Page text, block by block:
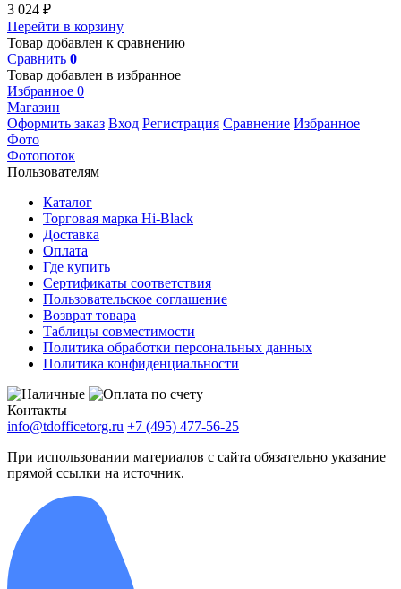
3 024 ₽
Перейти в корзину
Товар добавлен к сравнению
Сравнить 0
Товар добавлен в избранное
Избранное 0
Магазин
Оформить заказ Вход Регистрация Сравнение Избранное
Фото
Фотопоток
Пользователям
Каталог
Торговая марка Hi-Black
Доставка
Оплата
Где купить
Сертификаты соответствия
Пользовательское соглашение
Возврат товара
Таблицы совместимости
Политика обработки персональных данных
Политика конфиденциальности
Контакты
info@tdofficetorg.ru +7 (495) 477-56-25
При использовании материалов с сайта обязательно указание
прямой ссылки на источник.